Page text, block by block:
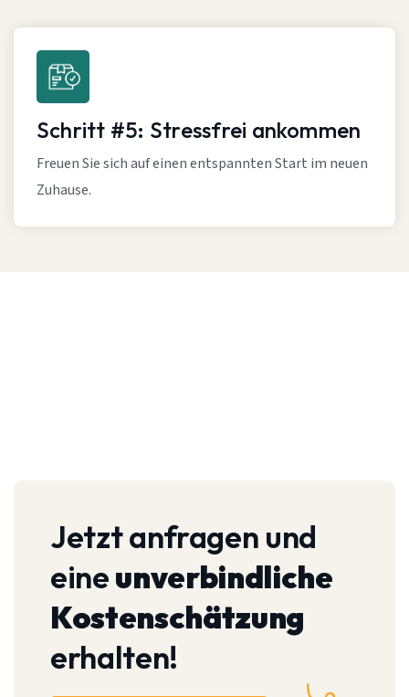
Schritt #5: Stressfrei ankommen
Freuen Sie sich auf einen entspannten Start im neuen
Zuhause.
Jetzt anfragen und
eineunverbindliche
Kostenschätzung
erhalten!